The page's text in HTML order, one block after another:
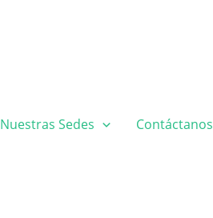
Nuestras Sedes Contáctanos